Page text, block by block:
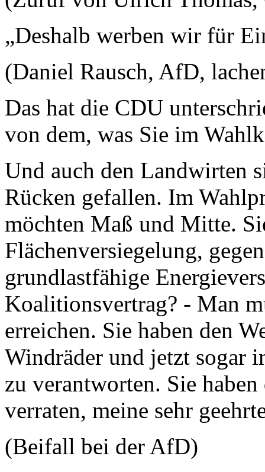
„Deshalb werben wir für
(Daniel Rausch, AfD,
Das hat die CDU
von dem, was Sie im
Und auch den Landwirten
Rücken gefallen. Im
möchten Maß und Mitte.
Flächenversiegelung,
grundlastfähige
Koalitionsvertrag? - Man
erreichen. Sie haben den
Windräder und jetzt sogar
zu verantworten. Sie
verraten, meine sehr
(Beifall bei der AfD)